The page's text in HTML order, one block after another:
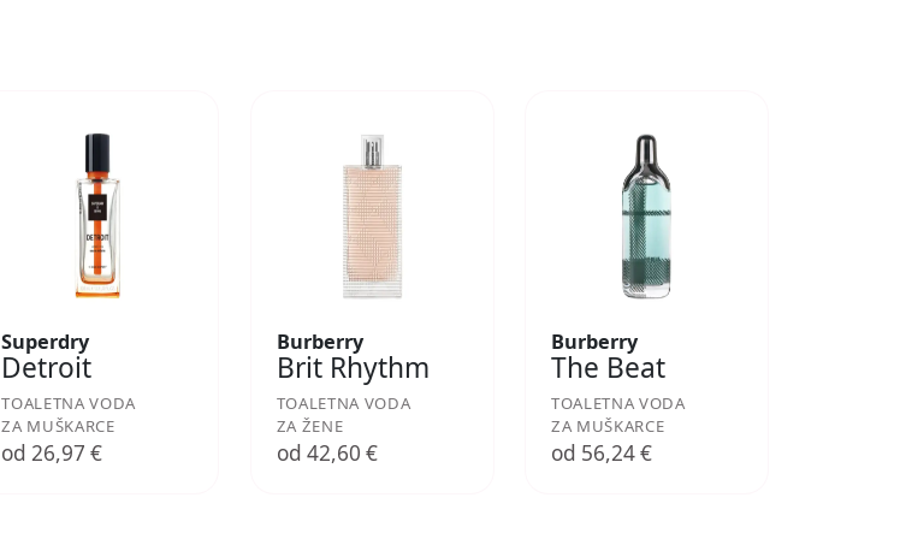
Superdry
Detroit
TOALETNA VODA
ZA MUŠKARCE
od 26,97 €
Burberry
Brit Rhythm
TOALETNA VODA
ZA ŽENE
od 42,60 €
Burberry
The Beat
TOALETNA VODA
ZA MUŠKARCE
od 56,24 €